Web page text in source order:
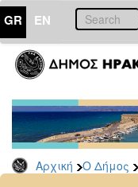
GR EN
Αρχική Ο Δήμος
ΔΗΜΟΣ
Δελτία
Τύπου
Αρχείο
2026